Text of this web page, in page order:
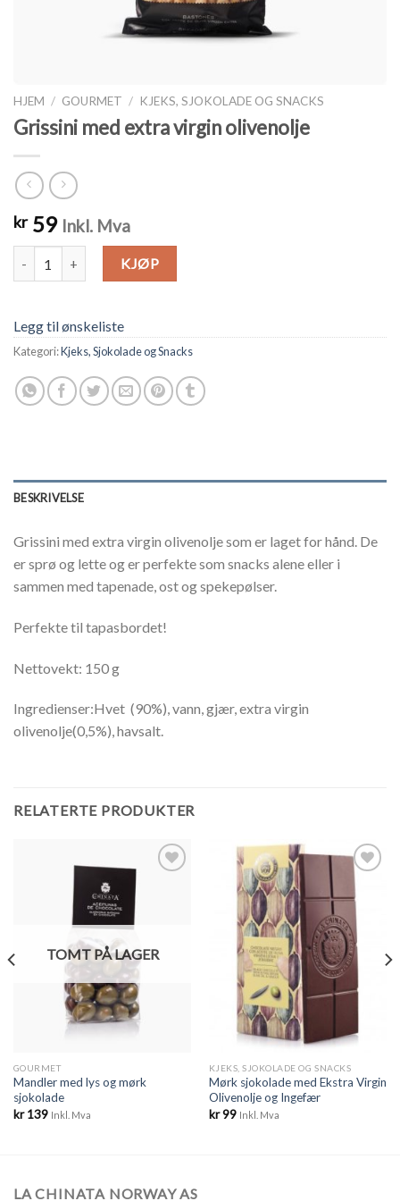
HJEM / GOURMET / KJEKS, SJOKOLADE OG SNACKS
Grissini med extra virgin olivenolje
kr59 Inkl. Mva
Grissini med extra virgin olivenolje antall
KJØP
Legg til ønskeliste
Kategori:Kjeks, Sjokolade og Snacks
BESKRIVELSE
Grissini med extra virgin olivenolje som er laget for hånd. De
er sprø og lette og er perfekte som snacks alene eller i
sammen med tapenade, ost og spekepølser.
Perfekte til tapasbordet!
Nettovekt: 150 g
Ingredienser:Hvet (90%), vann, gjær, extra virgin
olivenolje(0,5%), havsalt.
RELATERTE PRODUKTER
ønskeliste
TOMT PÅ LAGER
GOURMET
Mandler med lys og mørk
sjokolade
kr139 Inkl. Mva
Legg til
ønskeliste
KJEKS, SJOKOLADE OG SNACKS
Mørk sjokolade med Ekstra Virgin
Olivenolje og Ingefær
kr99 Inkl. Mva
LA CHINATA NORWAY AS